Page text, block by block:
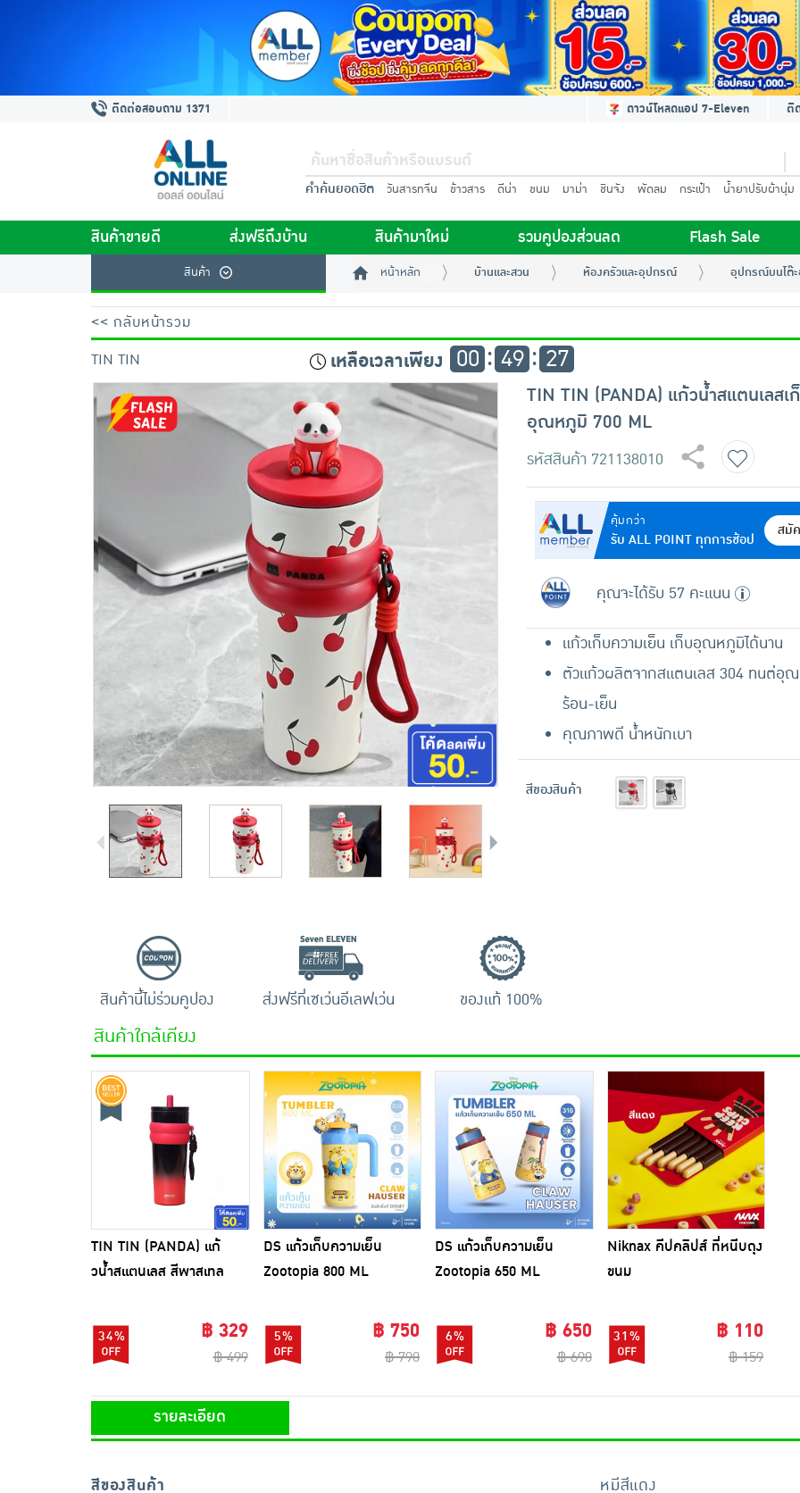
ติดต่อสอบถาม 1371 ดาวน์โหลดแอป 7-Eleven ติ
คำค้นยอดฮิต วันสารทจีน ข้าวสาร ดีน่า ขนม มาม่า ชินจัง พัดลม กระเป๋า น้ำยาปรับผ้านุ่ม
สินค้าขายดี ส่งฟรีถึงบ้าน สินค้ามาใหม่ รวมคูปองส่วนลด Flash Sale
สินค้า หน้าหลัก บ้านและสวน ห้องครัวและอุปกรณ์ อุปกรณ์บนโต๊ะ
<< กลับหน้ารวม
TIN TIN
เหลือเวลาเพียง 00 49 26
TIN TIN (PANDA) แก้วน้ำสแตนเลสเ
อุณหภูมิ 700 ML
รหัสสินค้า 721138010
คุ้มกว่า
รับ ALL POINT ทุกการช้อป
สมั
คุณจะได้รับ 57 คะแนน
แก้วเก็บความเย็น เก็บอุณหภูมิได้นาน
ตัวแก้วผลิตจากสแตนเลส 304 ทนต่อุ
ร้อน-เย็น
คุณภาพดี น้ำหนักเบา
สีของสินค้า
สินค้านี้ไม่ร่วมคูปอง ส่งฟรีที่เซเว่นอีเลฟเว่น ของแท้ 100%
สินค้าใกล้เคียง
TIN TIN (PANDA) แก้
วน้ำสแตนเลส สีพาสเทล
34% ฿ 329
฿ 499
DS แก้วเก็บความเย็น
Zootopia 800 ML
5% ฿ 750
฿ 790
DS แก้วเก็บความเย็น
Zootopia 650 ML
6% ฿ 650
฿ 690
Niknax คีปคลิปส์ ที่หนีบถุง
ขนม
31% ฿ 110
฿ 159
รายละเอียด
สีของสินค้า
หมีสีแดง